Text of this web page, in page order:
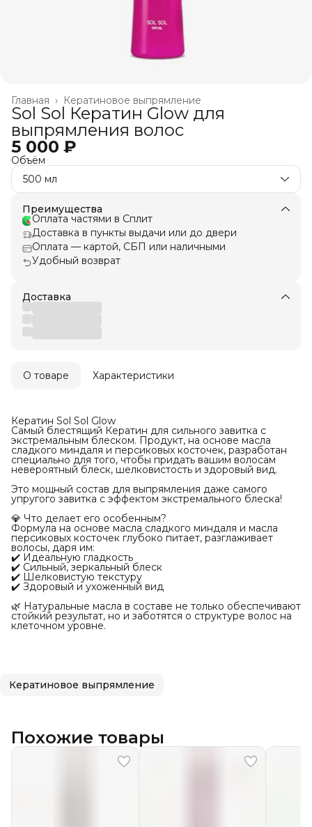
Кератиновое выпрямление
Главная ›
Sol Sol Кератин Glow для
выпрямления волос
5 000 ₽
Объём
500 мл
Преимущества
Оплата частями в Сплит
Доставка в пункты выдачи или до двери
Оплата — картой, СБП или наличными
Удобный возврат
Доставка
О товаре Характеристики
Кератин Sol Sol Glow
Самый блестящий Кератин для сильного завитка с
экстремальным блеском. Продукт, на основе масла
сладкого миндаля и персиковых косточек, разработан
специально для того, чтобы придать вашим волосам
невероятный блеск, шелковистость и здоровый вид.
Это мощный состав для выпрямления даже самого
упругого завитка с эффектом экстремального блеска!
💎 Что делает его особенным?
Формула на основе масла сладкого миндаля и масла
персиковых косточек глубоко питает, разглаживает
волосы, даря им:
✔️ Идеальную гладкость
✔️ Сильный, зеркальный блеск
✔️ Шелковистую текстуру
✔️ Здоровый и ухоженный вид
🌿 Натуральные масла в составе не только обеспечивают
стойкий результат, но и заботятся о структуре волос на
клеточном уровне.
Кератиновое выпрямление
Похожие товары